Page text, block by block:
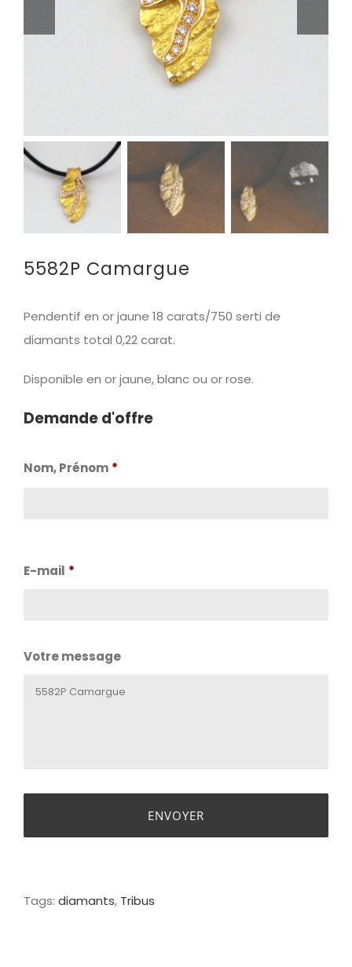
5582P Camargue
Pendentif en or jaune 18 carats/750 serti de
diamants total 0,22 carat.
Disponible en or jaune, blanc ou or rose.
Demande d'offre
Nom, Prénom *
E-mail *
Votre message
Tags: diamants, Tribus